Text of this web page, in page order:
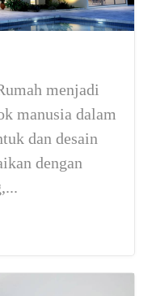
menjadi
manusia dalam
dan desain
dengan